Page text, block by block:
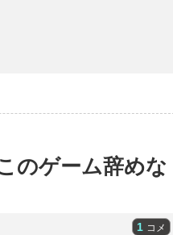
のゲーム辞めな
1 コメ